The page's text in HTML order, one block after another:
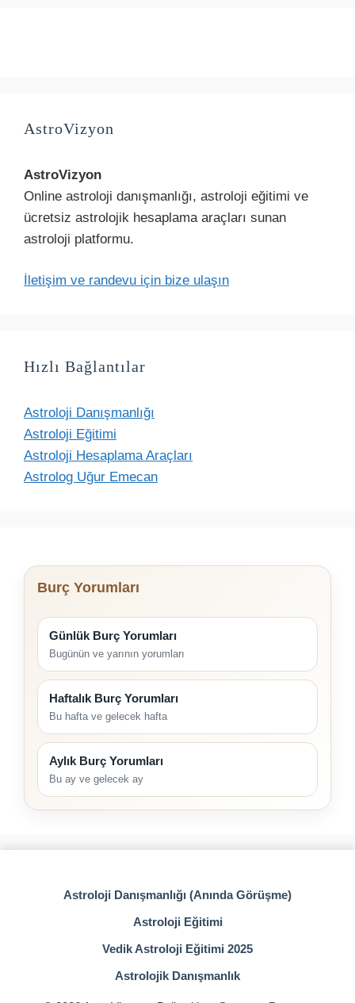
AstroVizyon
AstroVizyon
Online astroloji danışmanlığı, astroloji eğitimi ve
ücretsiz astrolojik hesaplama araçları sunan
astroloji platformu.
İletişim ve randevu için bize ulaşın
Hızlı Bağlantılar
Astroloji Danışmanlığı
Astroloji Eğitimi
Astroloji Hesaplama Araçları
Astrolog Uğur Emecan
Burç Yorumları
Günlük Burç Yorumları
Bugünün ve yarının yorumları
Haftalık Burç Yorumları
Bu hafta ve gelecek hafta
Aylık Burç Yorumları
Bu ay ve gelecek ay
Astroloji Danışmanlığı (Anında Görüşme)
Astroloji Eğitimi
Vedik Astroloji Eğitimi 2025
Astrolojik Danışmanlık